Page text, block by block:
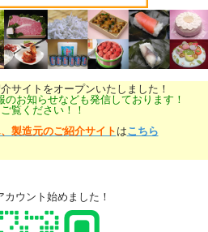
サイトをオープンいたしました！
お知らせなども発信しております！
覧ください！！
製造元のご紹介サイト はこちら
ウント始めました！